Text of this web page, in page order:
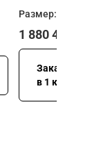
Размер: 8000 х
1 880 400
Заказать
в 1 клик